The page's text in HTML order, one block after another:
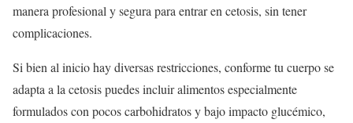
manera profesional y segura para entrar en cetosis, sin tener
complicaciones.
Si bien al inicio hay diversas restricciones, conforme tu cuerpo se
adapta a la cetosis puedes incluir alimentos especialmente
formulados con pocos carbohidratos y bajo impacto glucémico,